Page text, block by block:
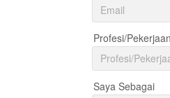
Profesi/Pekerjaan
Saya Sebagai